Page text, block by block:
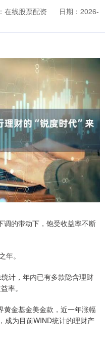
在线股票配资
日期：2026-
调的带动下，饱受收益率不断
年。
计，年内已有多款隐含理财
率。
黄金基金美金款，近一年涨幅
成为目前WIND统计的理财产